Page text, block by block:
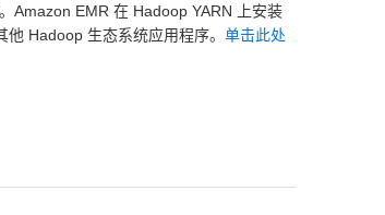
Amazon EMR 在 Hadoop YARN 上安装
Hadoop 生态系统应用程序。 单击此处